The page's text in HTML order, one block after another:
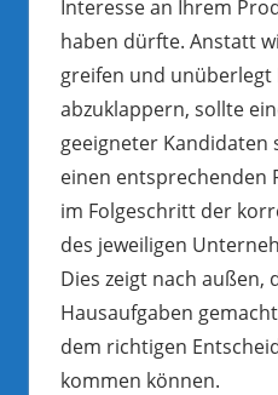
Interesse an Ihrem
haben dürfte. Anstatt
greifen und
abzuklappern, sollte
geeigneter Kandidaten
einen entsprechenden
im Folgeschritt der
des jeweiligen
Dies zeigt nach außen,
Hausaufgaben
dem richtigen
kommen können.